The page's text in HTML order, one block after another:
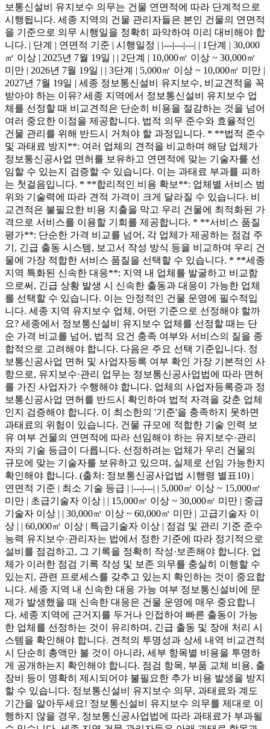
보통신설비 유지보수 의무는 건물 연면적에 따라 단계적으로
시행됩니다. 세종 지역의 건물 관리자들은 본인 건물의 연면적
을 기준으로 의무 시행일을 정확히 파악하여 미리 대비해야 합
니다. | 단계 | 연면적 기준 | 시행일정 | |---|---|---| | 1단계 | 30,000
㎡ 이상 | 2025년 7월 19일 | | 2단계 | 10,000㎡ 이상 ~ 30,000㎡
미만 | 2026년 7월 19일 | | 3단계 | 5,000㎡ 이상 ~ 10,000㎡ 미만 |
2027년 7월 19일 | 세종 정보통신설비 유지보수, 비교견적을 꼭
받아야 하는 이유? 세종 지역에서 정보통신설비 유지보수 업
체를 선정할 때 비교견적은 단순히 비용을 절감하는 것을 넘어
여러 중요한 이점을 제공합니다. 법적 의무 준수와 효율적인
건물 관리를 위해 반드시 거쳐야 할 과정입니다. * **법적 준수
및 과태료 방지**: 여러 업체의 견적을 비교하며 해당 업체가
정보통신공사업 면허를 보유하고 연면적에 맞는 기술자를 선
임할 수 있는지 검증할 수 있습니다. 이는 과태료 부과를 피하
는 첫걸음입니다. * **합리적인 비용 확보**: 업체별 서비스 범
위와 기술력에 따라 견적 가격이 크게 달라질 수 있습니다. 비
교견적은 불필요한 비용 지출을 막고 우리 건물에 최적화된 가
격으로 서비스를 이용할 기회를 제공합니다. * **서비스 품질
평가**: 단순한 가격 비교를 넘어, 각 업체가 제공하는 점검 주
기, 긴급 출동 시스템, 보고서 작성 방식 등을 비교하여 우리 건
물에 가장 적합한 서비스 품질을 선택할 수 있습니다. * **세종
지역 특화된 신속한 대응**: 지역 내 업체를 발굴하고 비교함
으로써, 긴급 상황 발생 시 신속한 출동과 대응이 가능한 업체
를 선택할 수 있습니다. 이는 안정적인 건물 운영에 필수적입
니다. 세종 지역 유지보수 업체, 어떤 기준으로 선정해야 할까
요? 세종에서 정보통신설비 유지보수 업체를 선정할 때는 단
순 가격 비교를 넘어, 법적 요건 충족 여부와 서비스의 질을 종
합적으로 고려해야 합니다. 다음은 주요 선택 기준입니다. 정
보통신공사업 면허 및 사업자등록 여부 확인 가장 기본적인 사
항으로, 유지보수·관리 업무는 정보통신공사업법에 따라 면허
를 가진 사업자가 수행해야 합니다. 업체의 사업자등록증과 정
보통신공사업 면허를 반드시 확인하여 법적 자격을 갖춘 업체
인지 검증해야 합니다. 이 최소한의 '기준'을 충족하지 못하면
과태료의 위험이 있습니다. 건물 규모에 적합한 기술 인력 보
유 여부 건물의 연면적에 따라 선임해야 하는 유지보수·관리
자의 기술 등급이 다릅니다. 선정하려는 업체가 우리 건물의
규모에 맞는 기술자를 보유하고 있으며, 실제로 선임 가능한지
확인해야 합니다. (출처: 정보통신공사업법 시행령 별표10) |
연면적 기준 | 최소 기술 등급 | |---|---| | 5,000㎡ 이상 ~ 15,000㎡
미만 | 초급기술자 이상 | | 15,000㎡ 이상 ~ 30,000㎡ 미만 | 중급
기술자 이상 | | 30,000㎡ 이상 ~ 60,000㎡ 미만 | 고급기술자 이
상 | | 60,000㎡ 이상 | 특급기술자 이상 | 점검 및 관리 기준 준수
능력 유지보수·관리자는 법에서 정한 기준에 따라 정기적으로
설비를 점검하고, 그 기록을 정확히 작성·보존해야 합니다. 업
체가 이러한 점검 기록 작성 및 보존 의무를 충실히 이행할 수
있는지, 관련 프로세스를 갖추고 있는지 확인하는 것이 중요합
니다. 세종 지역 내 신속한 대응 가능 여부 정보통신설비에 문
제가 발생했을 때 신속한 대응은 건물 운영에 매우 중요합니
다. 세종 지역에 근거지를 두거나 인접하여 빠른 출동이 가능
한 업체를 선정하는 것이 유리하며, 긴급 출동 및 장애 처리 시
스템을 확인해야 합니다. 견적의 투명성과 상세 내역 비교견적
시 단순히 총액만 볼 것이 아니라, 세부 항목별 비용을 투명하
게 공개하는지 확인해야 합니다. 점검 항목, 부품 교체 비용, 출
장비 등이 명확히 제시되어야 불필요한 추가 비용 발생을 방지
할 수 있습니다. 정보통신설비 유지보수 의무, 과태료와 계도
기간을 알아두세요! 정보통신설비 유지보수 의무를 제대로 이
행하지 않을 경우, 정보통신공사업법에 따라 과태료가 부과될